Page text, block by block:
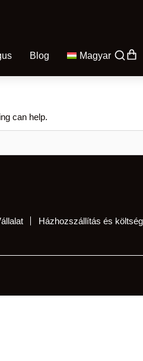
Blog Magyar
can help.
Házhozszállítás és